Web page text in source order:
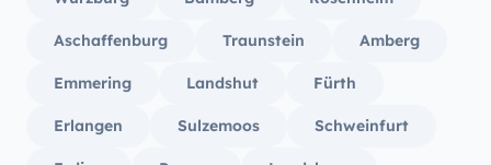
Aschaffenburg Traunstein Amberg
Emmering Landshut Fürth
Erlangen Sulzemoos Schweinfurt